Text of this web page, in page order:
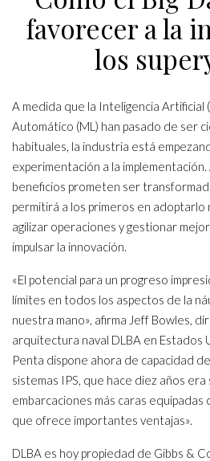
favorecer a la
los
A medida que la Inteligencia Artificial
Automático (ML) han pasado de ser
habituales, la industria está
experimentación a la implementación.
beneficios prometen ser
permitirá a los primeros en
agilizar operaciones y gestionar
impulsar la innovación.
«El potencial para un progreso
límites en todos los aspectos de la
nuestra mano», afirma Jeff Bowles,
arquitectura naval DLBA en Estados
Penta dispone ahora de capacidad
sistemas IPS, que hace diez años era
embarcaciones más caras
que ofrece importantes ventajas».
DLBA es hoy propiedad de Gibbs &